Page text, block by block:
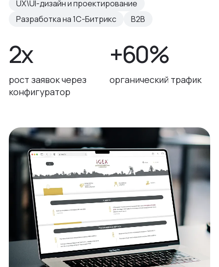
UX\UI-дизайн и проектирование
Разработка на 1С-Битрикс
B2B
2х
рост заявок через
конфигуратор
+60%
органический трафик